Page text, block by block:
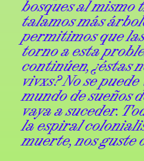
bosques al mismo
talamos más
permitimos que
torno a esta
continúen, ¿éstas
vivxs? No se
mundo de sueños
vaya a suceder.
la espiral
muerte, nos guste